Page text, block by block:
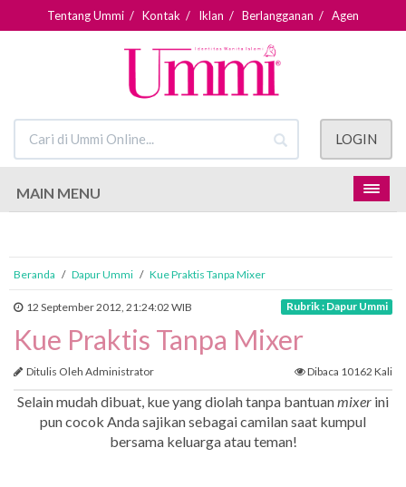
Tentang Ummi / Kontak / Iklan / Berlangganan / Agen
LOGIN
MAIN MENU
Beranda / Dapur Ummi / Kue Praktis Tanpa Mixer
12 September 2012, 21:24:02 WIB Rubrik : Dapur Ummi
Kue Praktis Tanpa Mixer
Ditulis Oleh Administrator Dibaca 10162 Kali
Selain mudah dibuat, kue yang diolah tanpa bantuanmixer ini
pun cocok Anda sajikan sebagai camilan saat kumpul
bersama keluarga atau teman!